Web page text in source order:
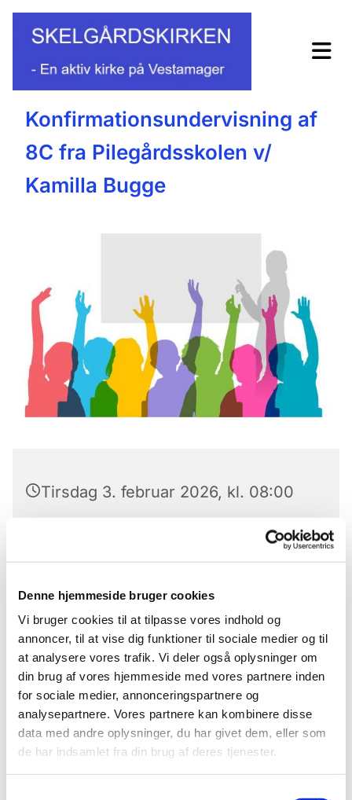
Denne hjemmeside bruger cookies
Vi bruger cookies til at tilpasse vores indhold og
annoncer, til at vise dig funktioner til sociale medier og til
at analysere vores trafik. Vi deler også oplysninger om
din brug af vores hjemmeside med vores partnere inden
for sociale medier, annonceringspartnere og
analysepartnere. Vores partnere kan kombinere disse
data med andre oplysninger, du har givet dem, eller som
de har indsamlet fra din brug af deres tjenester.
Konfirmationsundervisning af
8C fra Pilegårdsskolen v/
Kamilla Bugge
Tirsdag 3. februar 2026, kl. 08:00
hver tirsdag kl. 8.00-9.30
Konfirmation d. 2. maj 2026 kl. 11.00
Du vil måske også kunne
lide...